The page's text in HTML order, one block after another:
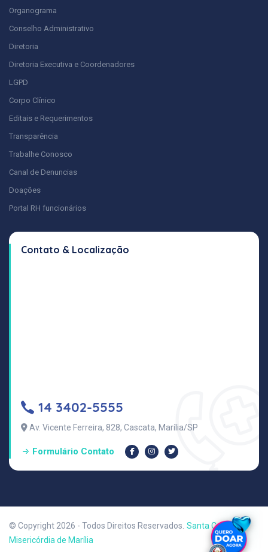
Organograma
Conselho Administrativo
Diretoria
Diretoria Executiva e Coordenadores
LGPD
Corpo Clínico
Editais e Requerimentos
Transparência
Trabalhe Conosco
Canal de Denuncias
Doações
Portal RH funcionários
Contato & Localização
14 3402-5555
Av. Vicente Ferreira, 828, Cascata, Marília/SP
Formulário Contato
© Copyright 2026 - Todos Direitos Reservados. Santa Casa de
Misericórdia de Marília